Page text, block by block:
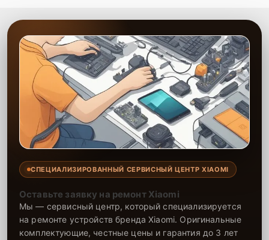
СПЕЦИАЛИЗИРОВАННЫЙ СЕРВИСНЫЙ ЦЕНТР XIAOMI
Оставьте заявку на ремонт Xiaomi
Мы — сервисный центр, который специализируется
на ремонте устройств бренда Xiaomi. Оригинальные
комплектующие, честные цены и гарантия до 3 лет